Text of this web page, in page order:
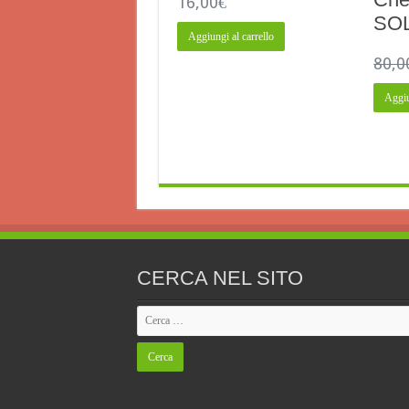
Aggiungi al carrello
CERCA NEL SITO